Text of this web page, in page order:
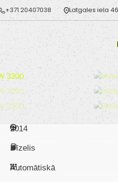
+371 20407038 Latgales iela
2014
Dīzelis
Automātiskā